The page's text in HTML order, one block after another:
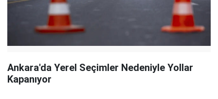
Ankara'da Yerel Seçimler Nedeniyle Yollar
Kapanıyor